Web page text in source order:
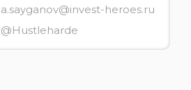
a.sayganov@invest-heroes.ru
@Hustleharde